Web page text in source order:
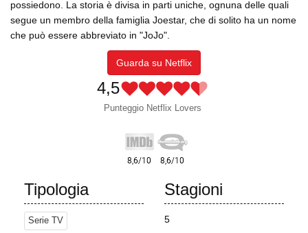
possiedono. La storia è divisa in parti uniche, ognuna delle quali
segue un membro della famiglia Joestar, che di solito ha un nome
che può essere abbreviato in "JoJo".
Guarda su Netflix
4,5
Punteggio Netflix Lovers
Tipologia
Serie TV
Stagioni
5